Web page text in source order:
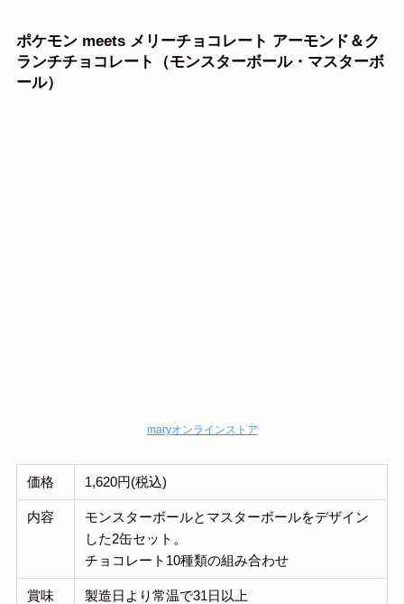
ポケモン meets メリーチョコレート アーモンド＆ク
ランチチョコレート（モンスターボール・マスターボ
ール）
maryオンラインストア
価格 1,620円(税込)
内容
モンスターボールとマスターボールをデザイン
した2缶セット。
チョコレート10種類の組み合わせ
賞味
製造日より常温で31日以上